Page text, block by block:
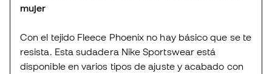
mujer
Con el tejido Fleece Phoenix no hay básico que se te
resista. Esta sudadera Nike Sportswear está
disponible en varios tipos de ajuste y acabado con